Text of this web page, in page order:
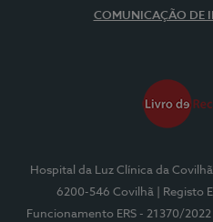
COMUNICAÇÃO DE
Hospital da Luz Clínica da Covilhã
6200-546 Covilhã
| Registo
Funcionamento ERS - 21370/2022